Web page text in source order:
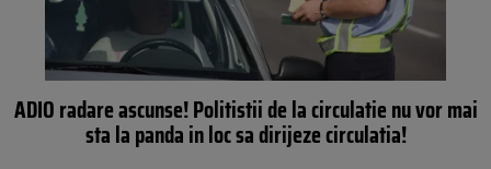
ADIO radare ascunse! Politistii de la circulatie nu vor mai
sta la panda in loc sa dirijeze circulatia!